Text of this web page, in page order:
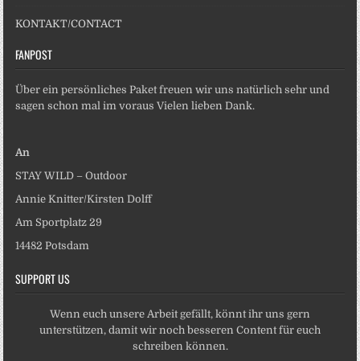
KONTAKT/CONTACT
FANPOST
Über ein persönliches Paket freuen wir uns natürlich sehr und
sagen schon mal im voraus Vielen lieben Dank.
An
STAY WILD – Outdoor
Annie Knitter/Kirsten Dolff
Am Sportplatz 29
14482 Potsdam
SUPPORT US
Wenn euch unsere Arbeit gefällt, könnt ihr uns gern
unterstützen, damit wir noch besseren Content für euch
schreiben können.